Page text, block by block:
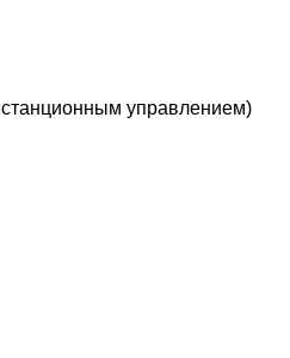
управлением)